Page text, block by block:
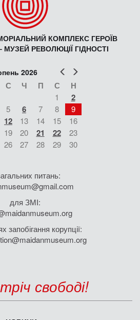
КОМПЛЕКС ГЕРОЇВ
МУЗЕЙ РЕВОЛЮЦІЇ ГІДНОСТІ
Попер
2026
С Ч П С Н
1 2
5 6 7 8
9
12 13 14 15
16
19 20 21 22
23
26 27 28 29
30
питань:
для ЗМІ:
запобігання корупції:
свободі!